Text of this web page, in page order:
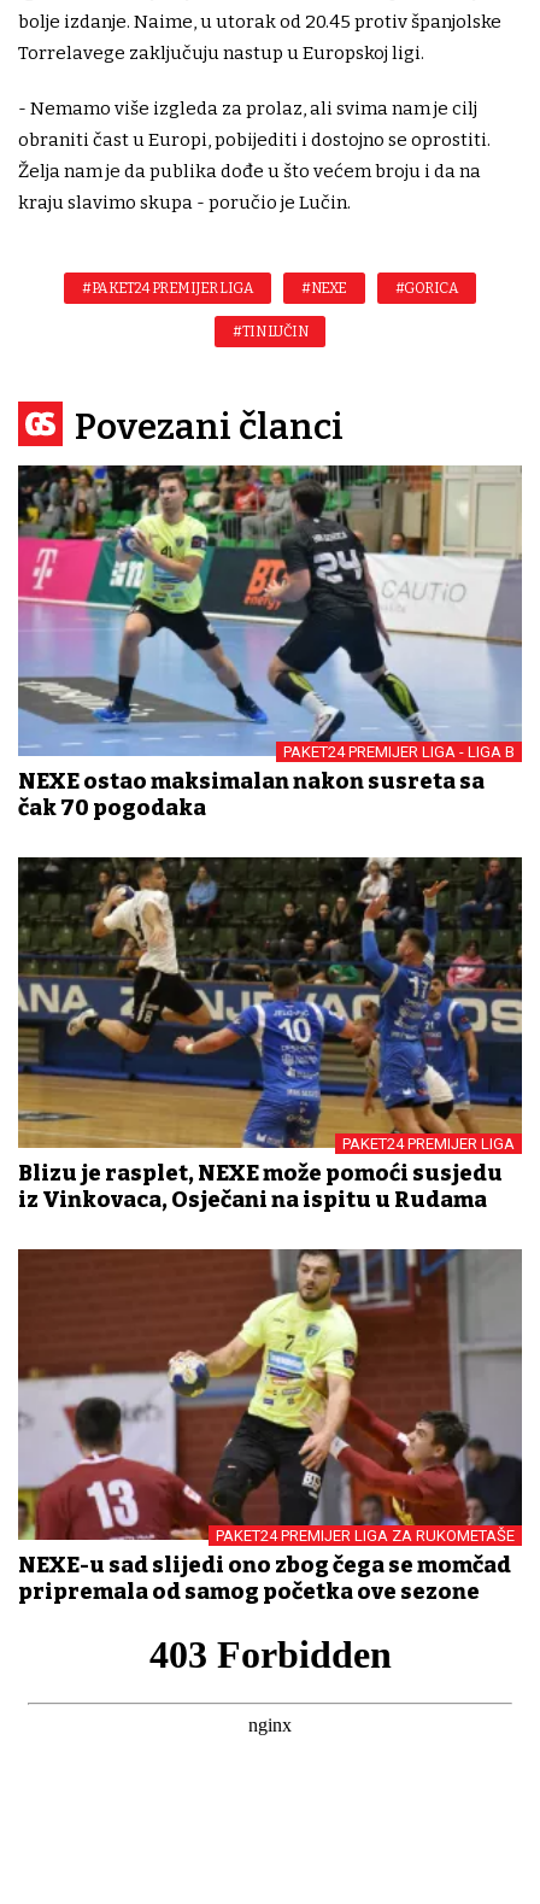
bolje izdanje. Naime, u utorak od 20.45 protiv španjolske
Torrelavege zaključuju nastup u Europskoj ligi.
- Nemamo više izgleda za prolaz, ali svima nam je cilj
obraniti čast u Europi, pobijediti i dostojno se oprostiti.
Želja nam je da publika dođe u što većem broju i da na
kraju slavimo skupa - poručio je Lučin.
#PAKET24 PREMIJER LIGA #NEXE #GORICA
#TIN LUČIN
Povezani članci
PAKET24 PREMIJER LIGA - LIGA B
NEXE ostao maksimalan nakon susreta sa
čak 70 pogodaka
PAKET24 PREMIJER LIGA
Blizu je rasplet, NEXE može pomoći susjedu
iz Vinkovaca, Osječani na ispitu u Rudama
PAKET24 PREMIJER LIGA ZA RUKOMETAŠE
NEXE-u sad slijedi ono zbog čega se momčad
pripremala od samog početka ove sezone